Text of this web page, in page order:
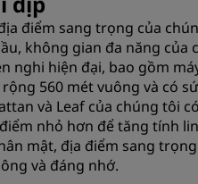
điểm sang trọng của
không gian đa năng của
nghi hiện đại, bao gồm
560 mét vuông và có
và Leaf của chúng tôi
nhỏ hơn để tăng tính
mật, địa điểm sang
và đáng nhớ.